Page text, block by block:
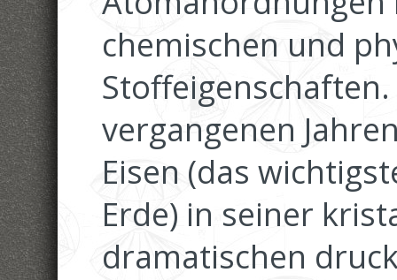
chemischen und
vergangenen
Eisen (das
Erde) in seiner
dramatischen